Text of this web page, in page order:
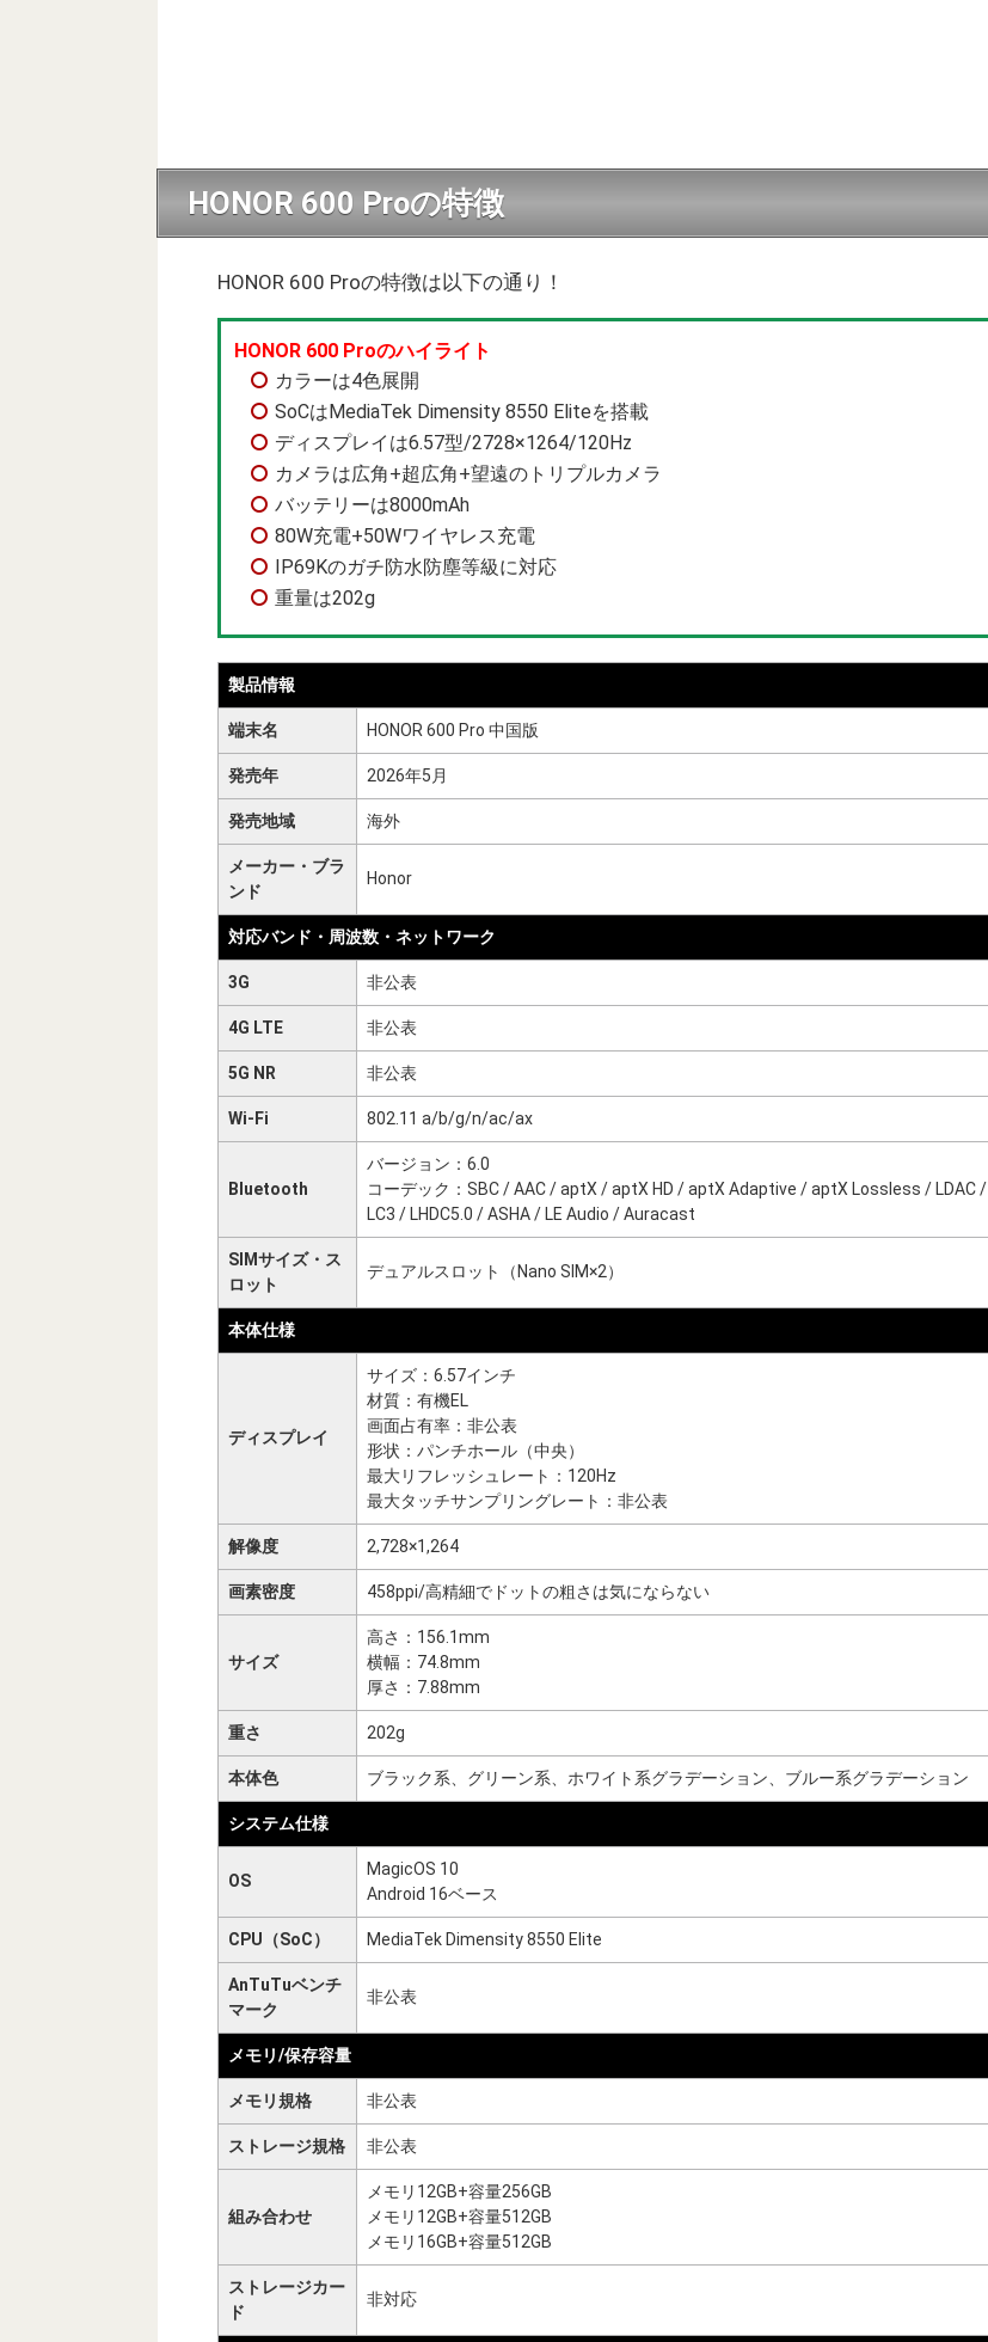
HONOR 600 Proの特徴
HONOR 600 Proの特徴は以下の通り！
HONOR 600 Proのハイライト
カラーは4色展開
SoCはMediaTek Dimensity 8550 Eliteを搭載
ディスプレイは6.57型/2728×1264/120Hz
カメラは広角+超広角+望遠のトリプルカメラ
バッテリーは8000mAh
80W充電+50Wワイヤレス充電
IP69Kのガチ防水防塵等級に対応
重量は202g
製品情報
端末名 HONOR 600 Pro 中国版
発売年 2026年5月
発売地域 海外
メーカー・ブラ
ンド
Honor
対応バンド・周波数・ネットワーク
3G 非公表
4G LTE 非公表
5G NR 非公表
Wi-Fi 802.11 a/b/g/n/ac/ax
Bluetooth
バージョン：6.0
コーデック：SBC / AAC / aptX / aptX HD / aptX Adaptive / aptX Lossless / LDAC /
LC3 / LHDC5.0 / ASHA / LE Audio / Auracast
SIMサイズ・ス
ロット
デュアルスロット（Nano SIM×2）
本体仕様
ディスプレイ
サイズ：6.57インチ
材質：有機EL
画面占有率：非公表
形状：パンチホール（中央）
最大リフレッシュレート：120Hz
最大タッチサンプリングレート：非公表
解像度 2,728×1,264
画素密度 458ppi/高精細でドットの粗さは気にならない
サイズ
高さ：156.1mm
横幅：74.8mm
厚さ：7.88mm
重さ 202g
本体色 ブラック系、グリーン系、ホワイト系グラデーション、ブルー系グラデーション
システム仕様
OS
MagicOS 10
Android 16ベース
CPU（SoC） MediaTek Dimensity 8550 Elite
AnTuTuベンチ
マーク
非公表
メモリ/保存容量
メモリ規格 非公表
ストレージ規格 非公表
組み合わせ
メモリ12GB+容量256GB
メモリ12GB+容量512GB
メモリ16GB+容量512GB
ストレージカー
ド
非対応